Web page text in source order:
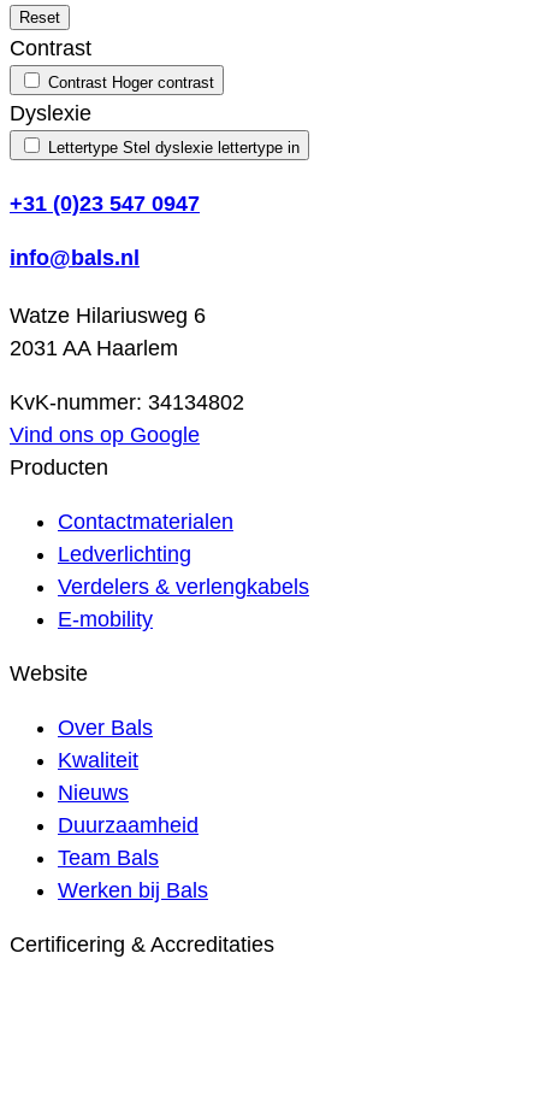
Reset
Contrast
Contrast Hoger contrast
Dyslexie
Lettertype Stel dyslexie lettertype in
+31 (0)23 547 0947
info@bals.nl
Watze Hilariusweg 6
2031 AA Haarlem
KvK-nummer: 34134802
Vind ons op Google
Producten
Contactmaterialen
Ledverlichting
Verdelers & verlengkabels
E-mobility
Website
Over Bals
Kwaliteit
Nieuws
Duurzaamheid
Team Bals
Werken bij Bals
Certificering & Accreditaties